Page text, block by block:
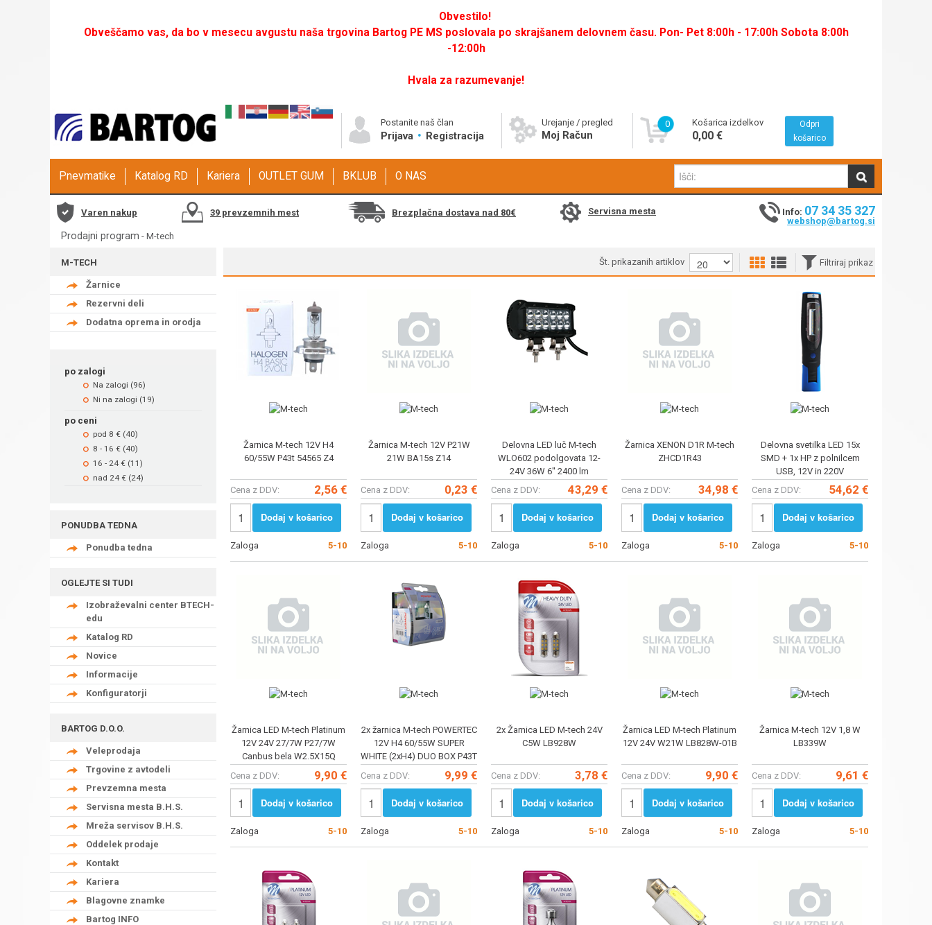
Obvestilo!
Obveščamo vas, da bo v mesecu avgustu naša trgovina Bartog PE MS poslovala po skrajšanem delovnem času. Pon- Pet 8:00h - 17:00h Sobota 8:00h
-12:00h
Hvala za razumevanje!
Postanite naš član
Prijava Registracija
Urejanje / pregled
Moj Račun
0 Košarica izdelkov
0,00 €
Odpri
košarico
Pnevmatike Katalog RD Kariera OUTLET GUM BKLUB O NAS
Varen nakup 39 prevzemnih mest Brezplačna dostava nad 80€ Servisna mesta Info: 07 34 35 327
webshop@bartog.si
Prodajni program - M-tech
M-TECH
Žarnice
Rezervni deli
Dodatna oprema in orodja
po zalogi
Na zalogi (96)
Ni na zalogi (19)
po ceni
pod 8 € (40)
8 - 16 € (40)
16 - 24 € (11)
nad 24 € (24)
PONUDBA TEDNA
Ponudba tedna
OGLEJTE SI TUDI
Izobraževalni center BTECH-
edu
Katalog RD
Novice
Informacije
Konfiguratorji
BARTOG D.O.O.
Veleprodaja
Trgovine z avtodeli
Prevzemna mesta
Servisna mesta B.H.S.
Mreža servisov B.H.S.
Oddelek prodaje
Kontakt
Kariera
Blagovne znamke
Bartog INFO
Filtriraj prikaz
Št. prikazanih artiklov
Žarnica M-tech 12V H4
60/55W P43t 54565 Z4
Cena z DDV: 2,56 €
Dodaj v košarico
Zaloga 5-10
Žarnica M-tech 12V P21W
21W BA15s Z14
Cena z DDV: 0,23 €
Dodaj v košarico
Zaloga 5-10
Delovna LED luč M-tech
WLO602 podolgovata 12-
24V 36W 6'' 2400 lm
Cena z DDV:
43,29 €
Dodaj v košarico
Zaloga 5-10
Žarnica XENON D1R M-tech
ZHCD1R43
Cena z DDV: 34,98 €
Dodaj v košarico
Zaloga 5-10
Delovna svetilka LED 15x
SMD + 1x HP z polnilcem
USB, 12V in 220V
Cena z DDV:
54,62 €
Dodaj v košarico
Zaloga 5-10
Žarnica LED M-tech Platinum
12V 24V 27/7W P27/7W
Canbus bela W2.5X15Q
Cena z DDV: 9,90 €
Dodaj v košarico
Zaloga 5-10
2x žarnica M-tech POWERTEC
12V H4 60/55W SUPER
WHITE (2xH4) DUO BOX P43T
PTZSW4-DUO
Cena z DDV: 9,99 €
Dodaj v košarico
Zaloga 5-10
2x Žarnica LED M-tech 24V
C5W LB928W
Cena z DDV: 3,78 €
Dodaj v košarico
Zaloga 5-10
Žarnica LED M-tech Platinum
12V 24V W21W LB828W-01B
Cena z DDV: 9,90 €
Dodaj v košarico
Zaloga 5-10
Žarnica M-tech 12V 1,8 W
LB339W
Cena z DDV: 9,61 €
Dodaj v košarico
Zaloga 5-10